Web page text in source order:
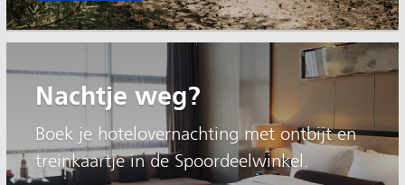
Nachtje weg?
Boek je hotelovernachting met ontbijt en
treinkaartje in de Spoordeelwinkel.